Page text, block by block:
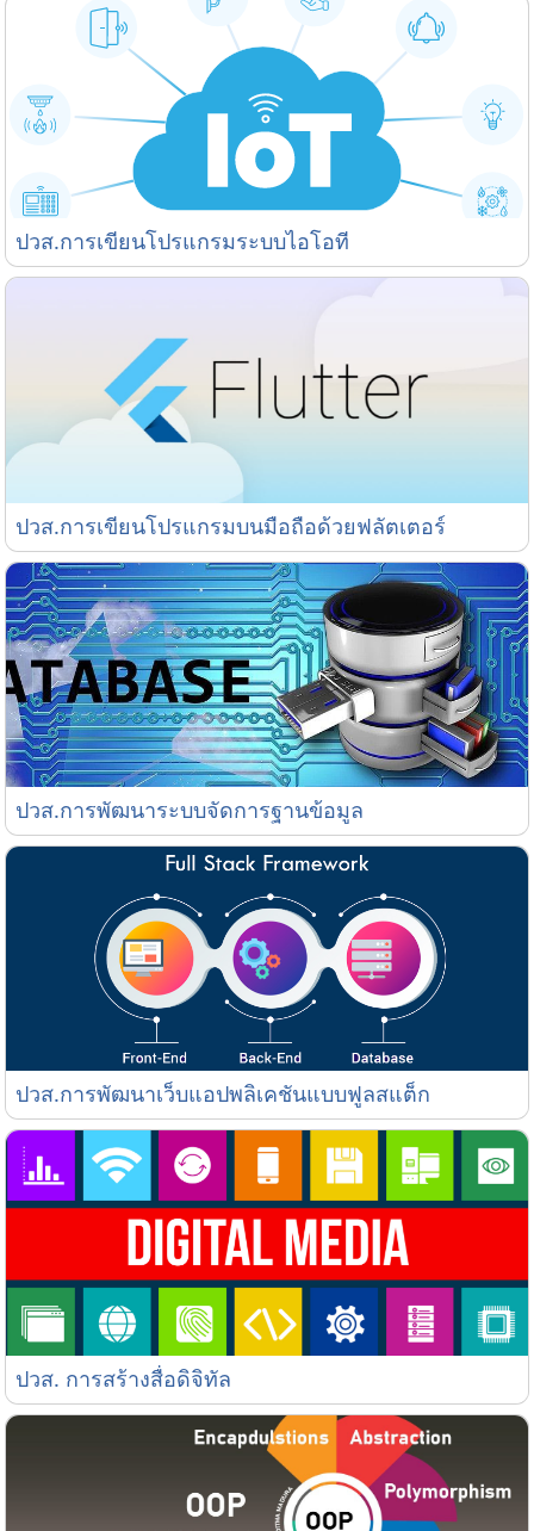
ปวส.การเขียนโปรแกรมระบบไอโอที
ปวส.การเขียนโปรแกรมระบบไอโอที
ปวส.การเขียนโปรแกรมบนมือถือด้วยฟลัตเตอร์
ปวส.การเขียนโปรแกรมบนมือถือด้วยฟลัตเตอร์
ปวส.การพัฒนาระบบจัดการฐานข้อมูล
ปวส.การพัฒนาระบบจัดการฐานข้อมูล
ปวส.การพัฒนาเว็บแอปพลิเคชันแบบฟูลสแต็ก
ปวส.การพัฒนาเว็บแอปพลิเคชันแบบฟูลสแต็ก
ปวส. การสร้างสื่อดิจิทัล
ปวส. การสร้างสื่อดิจิทัล